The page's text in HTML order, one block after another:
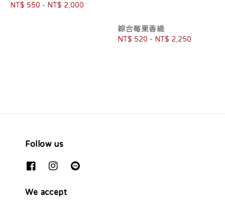
Regular
NT$ 550 - NT$ 2,000
綜合莓果香緹
Regular
NT$ 520 - NT$ 2,250
Follow us
We accept